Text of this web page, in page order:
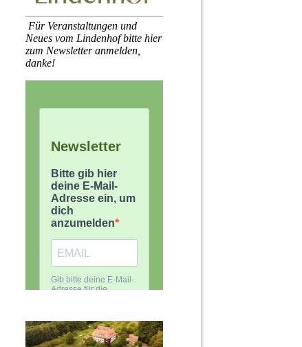
Für Veranstaltungen und
Neues vom Lindenhof bitte hier
zum Newsletter anmelden,
danke!